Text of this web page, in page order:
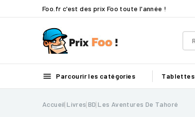
Foo.fr c'est des prix Foo toute l'année !
 Parcourir les catégories Tablettes
Accueil Livres BD Les Aventures De Tahoré